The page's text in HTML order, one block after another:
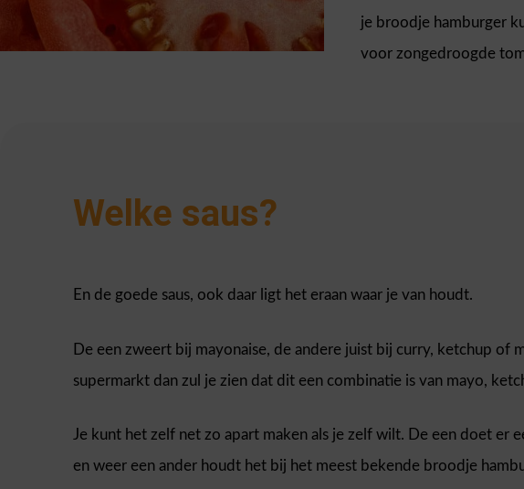
je broodje hamburger
voor zongedroogde
Welke saus?
En de goede saus, ook daar ligt het eraan waar je van houdt.
De een zweert bij mayonaise, de andere juist bij curry, ketchup of
supermarkt dan zul je zien dat dit een combinatie is van mayo,
Je kunt het zelf net zo apart maken als je zelf wilt. De een doet er
en weer een ander houdt het bij het meest bekende broodje